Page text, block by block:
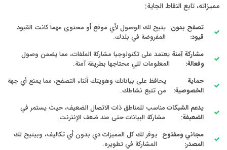
تابع النقاط الجاية:
تصفح بدون
قيود:
يتيح لك الوصول لأي موقع أو محتوى مهما كانت القيود
المفروضة في بلدك.
مشاركة آمنة
وفعالة:
يعتمد على تكنولوجيا مشاركة الملفات، مما يضمن وصول
المعلومات للي محتاجها بطريقة آمنة.
حماية
الخصوصية:
يحافظ على بياناتك وهويتك أثناء التصفح، مما يمنع أي جهة
من تتبع نشاطك.
يدعم الشبكات
الضعيفة:
مناسب للمناطق ذات الاتصال الضعيف، حيث يستمر في
مشاركة البيانات حتى عند ضعف الإنترنت.
مجاني ومفتوح
المصدر:
يوفر لك كل المميزات دي بدون أي تكاليف، وبيتيح لك
المشاركة في تطويره.